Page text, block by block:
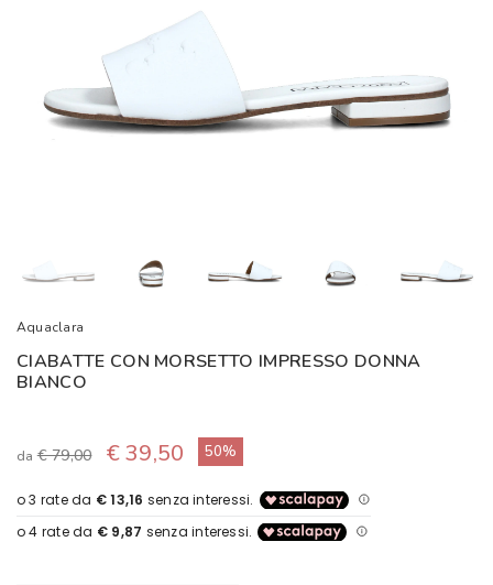
Aquaclara
CIABATTE CON MORSETTO IMPRESSO DONNA
BIANCO
da€ 79,00 € 39,50 50%